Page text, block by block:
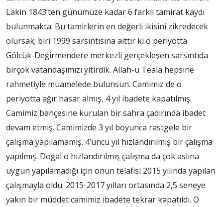
Lakin 1843’ten günümüze kadar 6 farklı tamirat kaydı
bulunmakta. Bu tamirlerin en değerli ikisini zikredecek
olursak; biri 1999 sarsıntısına aittir ki o periyotta
Gölcük-Değirmendere merkezli gerçekleşen sarsıntıda
birçok vatandaşımızı yitirdik. Allah-u Teala hepsine
rahmetiyle muamelede bulunsun. Camimiz de o
periyotta ağır hasar almış, 4 yıl ibadete kapatılmış.
Camimiz bahçesine kurulan bir sahra çadırında ibadet
devam etmiş. Camimizde 3 yıl boyunca rastgele bir
çalışma yapılamamış. 4’üncü yıl hızlandırılmış bir çalışma
yapılmış. Doğal o hızlandırılmış çalışma da çok aslına
uygun yapılamadığı için onun telafisi 2015 yılında yapılan
çalışmayla oldu. 2015-2017 yılları ortasında 2,5 seneye
yakın bir müddet camimiz ibadete tekrar kapatıldı. O